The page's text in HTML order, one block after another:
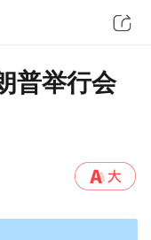
普举行会